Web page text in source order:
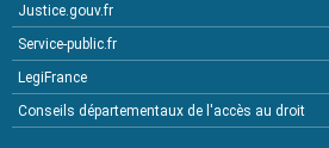
Justice.gouv.fr
Service-public.fr
LegiFrance
Conseils départementaux de l'accès au droit